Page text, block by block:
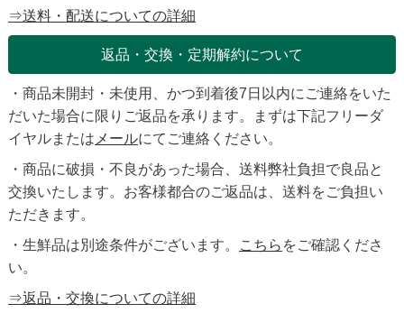
⇒送料・配送についての詳細
返品・交換・定期解約について
・商品未開封・未使用、かつ到着後7日以内にご連絡をいた
だいた場合に限りご返品を承ります。まずは下記フリーダ
イヤルまたは メールにてご連絡ください。
・商品に破損・不良があった場合、送料弊社負担で良品と
交換いたします。お客様都合のご返品は、送料をご負担い
ただきます。
・生鮮品は別途条件がございます。
こちら をご確認くださ
い。
⇒返品・交換についての詳細